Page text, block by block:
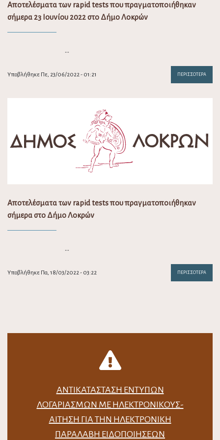
Αποτελέσματα των rapid tests που πραγματοποιήθηκαν
σήμερα 23 Ιουνίου 2022 στο Δήμο Λοκρών
…
Υποβλήθηκε Πε, 23/06/2022 - 01:21 ΠΕΡΙΣΣΌΤΕΡΑ
Αποτελέσματα των rapid tests που πραγματοποιήθηκαν
σήμερα στο Δήμο Λοκρών
…
Υποβλήθηκε Πα, 18/03/2022 - 03:22 ΠΕΡΙΣΣΌΤΕΡΑ
ΑΝΤΙΚΑΤΆΣΤΑΣΗ ΈΝΤΥΠΩΝ
ΛΟΓΑΡΙΑΣΜΏΝ ΜΕ ΗΛΕΚΤΡΟΝΙΚΟΎΣ-
ΑΊΤΗΣΗ ΓΙΑ ΤΗΝ ΗΛΕΚΤΡΟΝΙΚΉ
ΠΑΡΑΛΑΒΉ ΕΙΔΟΠΟΙΉΣΕΩΝ